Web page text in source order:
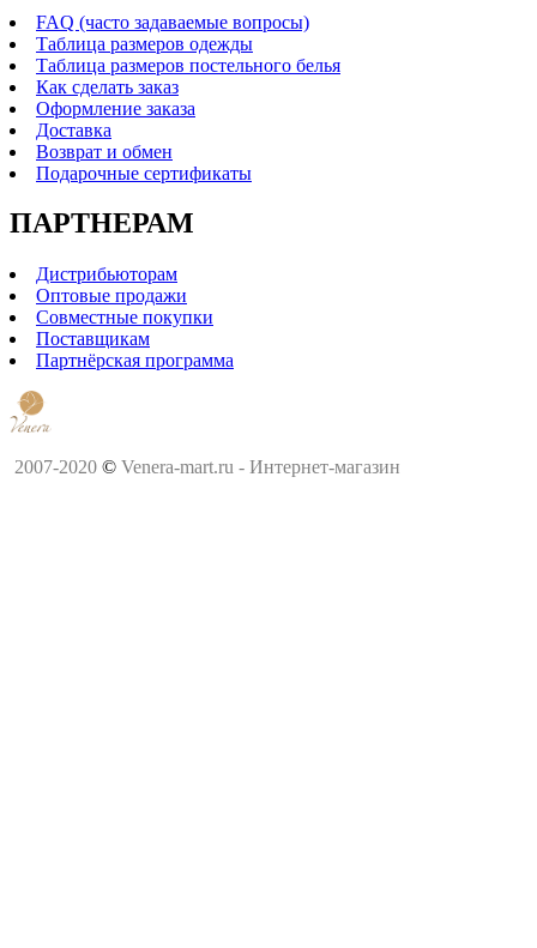
FAQ (часто задаваемые вопросы)
Таблица размеров одежды
Таблица размеров постельного белья
Как сделать заказ
Оформление заказа
Доставка
Возврат и обмен
Подарочные сертификаты
ПАРТНЕРАМ
Дистрибьюторам
Оптовые продажи
Совместные покупки
Поставщикам
Партнёрская программа
2007-2020 © Venera-mart.ru - Интернет-магазин